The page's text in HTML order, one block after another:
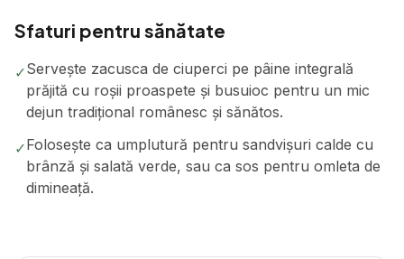
Sfaturi pentru sănătate
✓Servește zacusca de ciuperci pe pâine integrală
prăjită cu roșii proaspete și busuioc pentru un mic
dejun tradițional românesc și sănătos.
✓Folosește ca umplutură pentru sandvișuri calde cu
brânză și salată verde, sau ca sos pentru omleta de
dimineață.